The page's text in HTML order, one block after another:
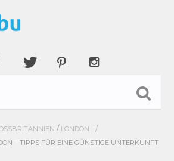
/ LONDON /
– TIPPS FÜR EINE GÜNSTIGE UNTERKUNFT